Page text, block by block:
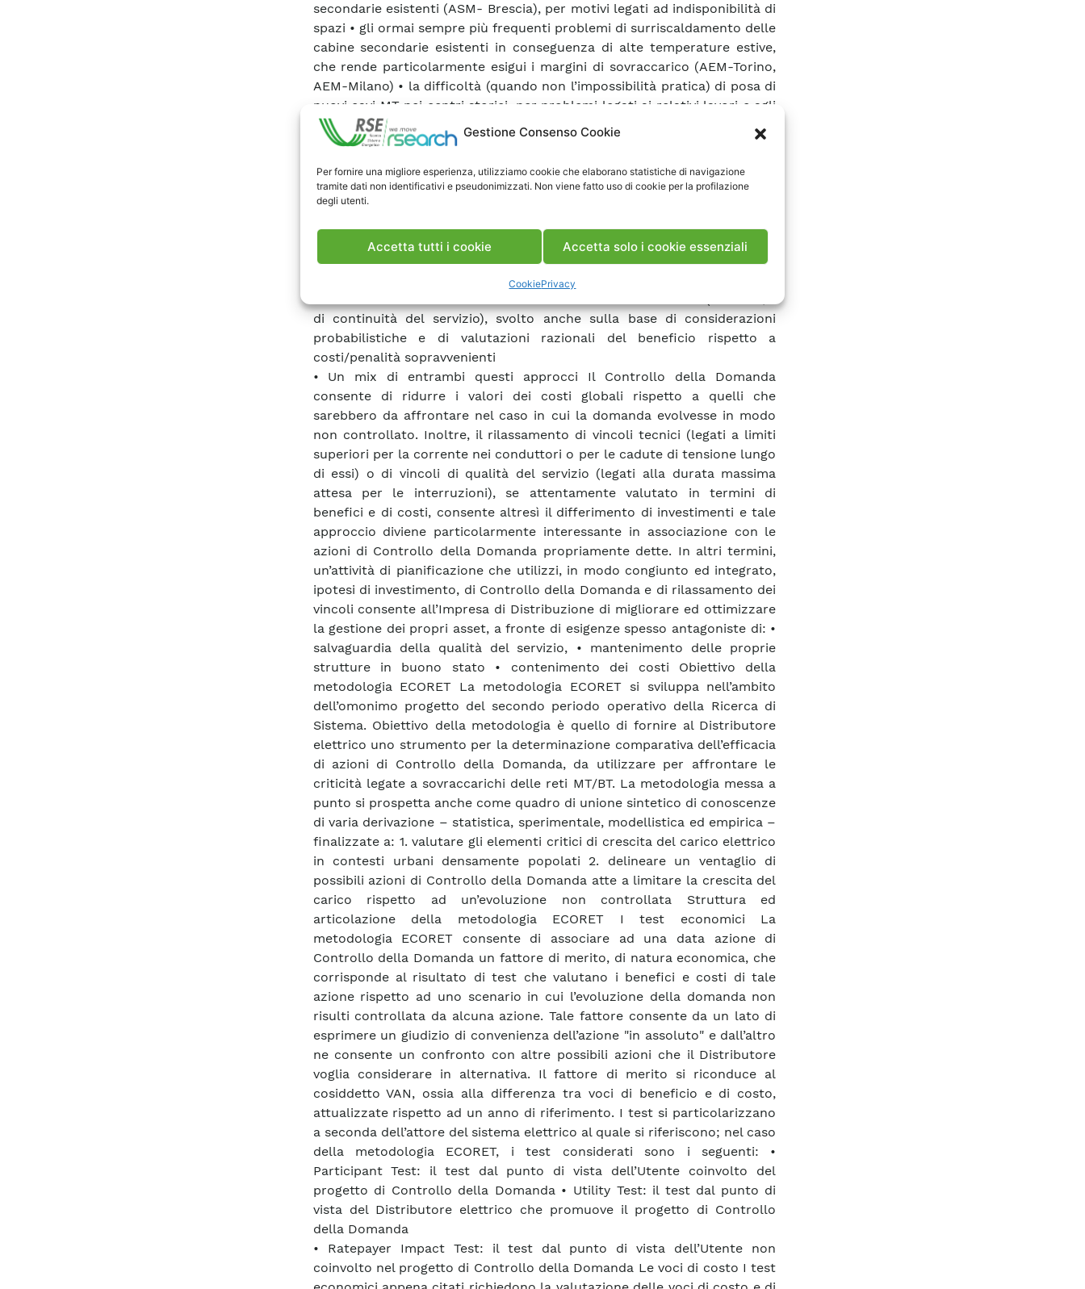
Gestione Consenso Cookie
Per fornire una migliore esperienza, utilizziamo cookie che elaborano statistiche di navigazione
tramite dati non identificativi e pseudonimizzati. Non viene fatto uso di cookie per la profilazione
degli utenti.
Accetta tutti i cookie Accetta solo i cookie essenziali
CookiePrivacy
secondarie esistenti (ASM- Brescia), per motivi legati ad indisponibilità di
spazi • gli ormai sempre più frequenti problemi di surriscaldamento delle
cabine secondarie esistenti in conseguenza di alte temperature estive,
che rende particolarmente esigui i margini di sovraccarico (AEM-Torino,
AEM-Milano) • la difficoltà (quando non l’impossibilità pratica) di posa di
nuovi cavi MT nei centri storici, per problemi legati ai relativi lavori e agli
inaccettabili disagi che ne conseguono (AEM-Torino, AEM-Milano) Stanti
tutte queste motivazioni, si riscontra da parte dei Distributori una assai
nuove strutture, a favore di interventi maggiormente "flessibili". Si sono
così delineate delle soluzioni che consentono di prolungare la
quelli di potenziamento e ristrutturazione. Soluzioni di questo tipo si
basano sui seguenti approcci: • Il Controllo della Domanda, ossia azioni
volte ad incoraggiare l’utente finale verso una diversa modalità di
di continuità del servizio), svolto anche sulla base di considerazioni
probabilistiche e di valutazioni razionali del beneficio rispetto a
costi/penalità sopravvenienti
• Un mix di entrambi questi approcci Il Controllo della Domanda
consente di ridurre i valori dei costi globali rispetto a quelli che
sarebbero da affrontare nel caso in cui la domanda evolvesse in modo
non controllato. Inoltre, il rilassamento di vincoli tecnici (legati a limiti
superiori per la corrente nei conduttori o per le cadute di tensione lungo
di essi) o di vincoli di qualità del servizio (legati alla durata massima
attesa per le interruzioni), se attentamente valutato in termini di
benefici e di costi, consente altresì il differimento di investimenti e tale
approccio diviene particolarmente interessante in associazione con le
azioni di Controllo della Domanda propriamente dette. In altri termini,
un’attività di pianificazione che utilizzi, in modo congiunto ed integrato,
ipotesi di investimento, di Controllo della Domanda e di rilassamento dei
vincoli consente all’Impresa di Distribuzione di migliorare ed ottimizzare
la gestione dei propri asset, a fronte di esigenze spesso antagoniste di: •
salvaguardia della qualità del servizio, • mantenimento delle proprie
strutture in buono stato • contenimento dei costi Obiettivo della
metodologia ECORET La metodologia ECORET si sviluppa nell’ambito
dell’omonimo progetto del secondo periodo operativo della Ricerca di
Sistema. Obiettivo della metodologia è quello di fornire al Distributore
elettrico uno strumento per la determinazione comparativa dell’efficacia
di azioni di Controllo della Domanda, da utilizzare per affrontare le
criticità legate a sovraccarichi delle reti MT/BT. La metodologia messa a
punto si prospetta anche come quadro di unione sintetico di conoscenze
di varia derivazione – statistica, sperimentale, modellistica ed empirica –
finalizzate a: 1. valutare gli elementi critici di crescita del carico elettrico
in contesti urbani densamente popolati 2. delineare un ventaglio di
possibili azioni di Controllo della Domanda atte a limitare la crescita del
carico rispetto ad un’evoluzione non controllata Struttura ed
articolazione della metodologia ECORET I test economici La
metodologia ECORET consente di associare ad una data azione di
Controllo della Domanda un fattore di merito, di natura economica, che
corrisponde al risultato di test che valutano i benefici e costi di tale
azione rispetto ad uno scenario in cui l’evoluzione della domanda non
risulti controllata da alcuna azione. Tale fattore consente da un lato di
esprimere un giudizio di convenienza dell’azione "in assoluto" e dall’altro
ne consente un confronto con altre possibili azioni che il Distributore
voglia considerare in alternativa. Il fattore di merito si riconduce al
cosiddetto VAN, ossia alla differenza tra voci di beneficio e di costo,
attualizzate rispetto ad un anno di riferimento. I test si particolarizzano
a seconda dell’attore del sistema elettrico al quale si riferiscono; nel caso
della metodologia ECORET, i test considerati sono i seguenti: •
Participant Test: il test dal punto di vista dell’Utente coinvolto del
progetto di Controllo della Domanda • Utility Test: il test dal punto di
vista del Distributore elettrico che promuove il progetto di Controllo
della Domanda
• Ratepayer Impact Test: il test dal punto di vista dell’Utente non
coinvolto nel progetto di Controllo della Domanda Le voci di costo I test